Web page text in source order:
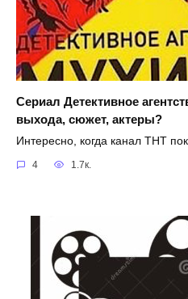
Сериал Детективное
выхода, сюжет, актеры?
Интересно, когда канал ТНТ
4 1.7к.